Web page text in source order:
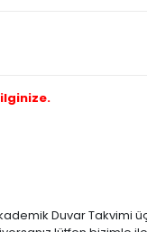
Duvar